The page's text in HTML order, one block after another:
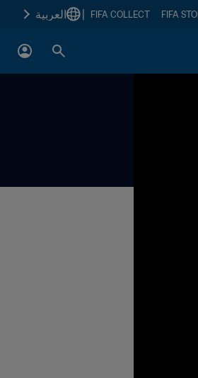
FIFA
FIFA COLLECT العربية